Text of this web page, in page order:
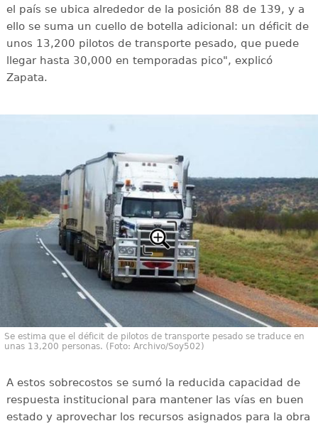
el país se ubica alrededor de la posición 88 de 139, y a
ello se suma un cuello de botella adicional: un déficit de
unos 13,200 pilotos de transporte pesado, que puede
llegar hasta 30,000 en temporadas pico", explicó
Zapata.
Se estima que el déficit de pilotos de transporte pesado se traduce en
unas 13,200 personas. (Foto: Archivo/Soy502)
A estos sobrecostos se sumó la reducida capacidad de
respuesta institucional para mantener las vías en buen
estado y aprovechar los recursos asignados para la obra